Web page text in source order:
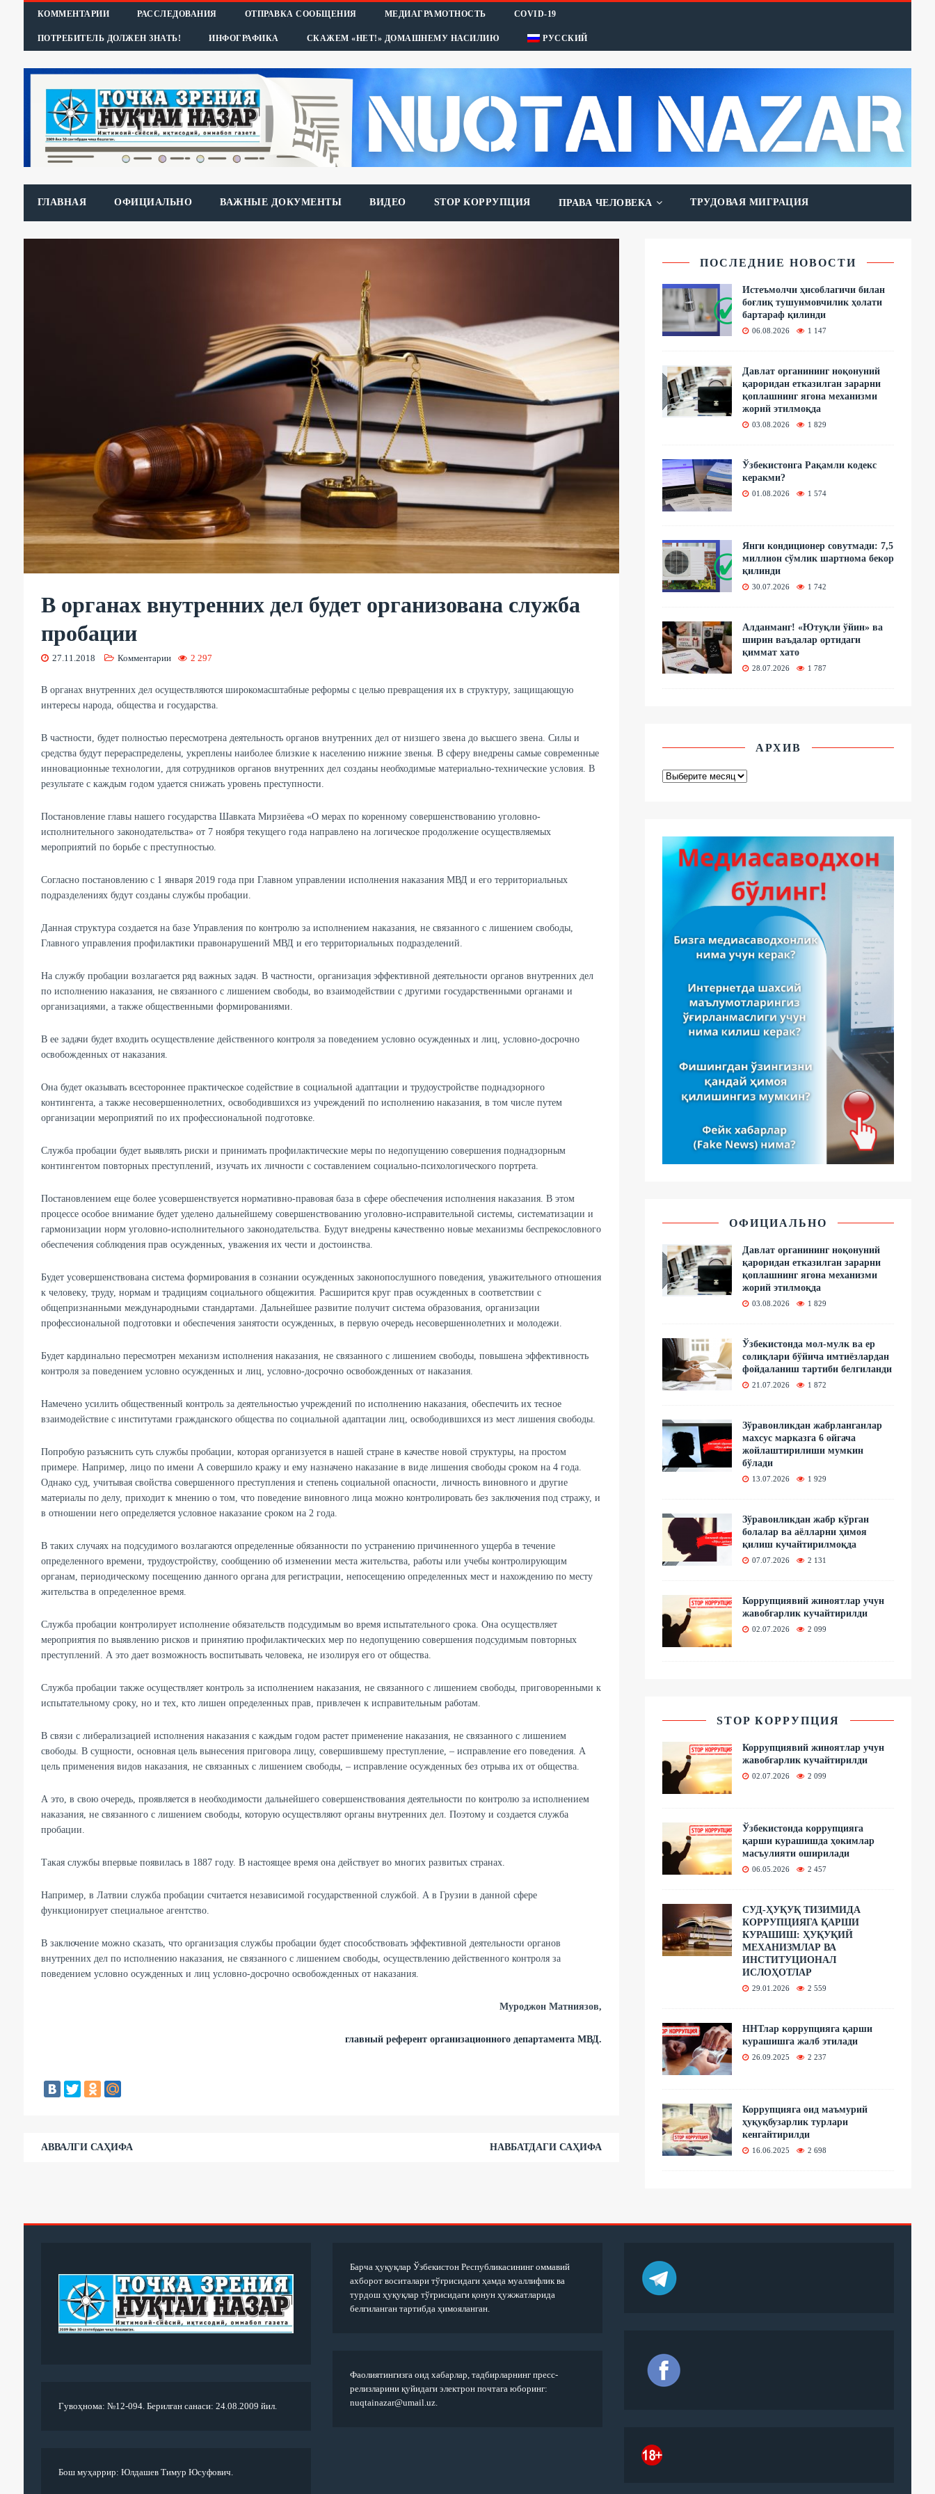
КОММЕНТАРИИ РАССЛЕДОВАНИЯ ОТПРАВКА СООБЩЕНИЯ МЕДИАГРАМОТНОСТЬ COVID-19
ПОТРЕБИТЕЛЬ ДОЛЖЕН ЗНАТЬ! ИНФОГРАФИКА СКАЖЕМ «НЕТ!» ДОМАШНЕМУ НАСИЛИЮ РУССКИЙ
ГЛАВНАЯ ОФИЦИАЛЬНО ВАЖНЫЕ ДОКУМЕНТЫ ВИДЕО STOP КОРРУПЦИЯ ПРАВА ЧЕЛОВЕКА ТРУДОВАЯ МИГРАЦИЯ
В органах внутренних дел будет организована служба
пробации
27.11.2018 Комментарии 2 297
В органах внутренних дел осуществляются широкомасштабные реформы с целью превращения их в структуру, защищающую
интересы народа, общества и государства.
В частности, будет полностью пересмотрена деятельность органов внутренних дел от низшего звена до высшего звена. Силы и
средства будут перераспределены, укреплены наиболее близкие к населению нижние звенья. В сферу внедрены самые современные
инновационные технологии, для сотрудников органов внутренних дел созданы необходимые материально-технические условия. В
результате с каждым годом удается снижать уровень преступности.
Постановление главы нашего государства Шавката Мирзиёева «О мерах по коренному совершенствованию уголовно-
исполнительного законодательства» от 7 ноября текущего года направлено на логическое продолжение осуществляемых
мероприятий по борьбе с преступностью.
Согласно постановлению с 1 января 2019 года при Главном управлении исполнения наказания МВД и его территориальных
подразделениях будут созданы службы пробации.
Данная структура создается на базе Управления по контролю за исполнением наказания, не связанного с лишением свободы,
Главного управления профилактики правонарушений МВД и его территориальных подразделений.
На службу пробации возлагается ряд важных задач. В частности, организация эффективной деятельности органов внутренних дел
по исполнению наказания, не связанного с лишением свободы, во взаимодействии с другими государственными органами и
организациями, а также общественными формированиями.
В ее задачи будет входить осуществление действенного контроля за поведением условно осужденных и лиц, условно-досрочно
освобожденных от наказания.
Она будет оказывать всестороннее практическое содействие в социальной адаптации и трудоустройстве поднадзорного
контингента, а также несовершеннолетних, освободившихся из учреждений по исполнению наказания, в том числе путем
организации мероприятий по их профессиональной подготовке.
Служба пробации будет выявлять риски и принимать профилактические меры по недопущению совершения поднадзорным
контингентом повторных преступлений, изучать их личности с составлением социально-психологического портрета.
Постановлением еще более усовершенствуется нормативно-правовая база в сфере обеспечения исполнения наказания. В этом
процессе особое внимание будет уделено дальнейшему совершенствованию уголовно-исправительной системы, систематизации и
гармонизации норм уголовно-исполнительного законодательства. Будут внедрены качественно новые механизмы беспрекословного
обеспечения соблюдения прав осужденных, уважения их чести и достоинства.
Будет усовершенствована система формирования в сознании осужденных законопослушного поведения, уважительного отношения
к человеку, труду, нормам и традициям социального общежития. Расширится круг прав осужденных в соответствии с
общепризнанными международными стандартами. Дальнейшее развитие получит система образования, организации
профессиональной подготовки и обеспечения занятости осужденных, в первую очередь несовершеннолетних и молодежи.
Будет кардинально пересмотрен механизм исполнения наказания, не связанного с лишением свободы, повышена эффективность
контроля за поведением условно осужденных и лиц, условно-досрочно освобожденных от наказания.
Намечено усилить общественный контроль за деятельностью учреждений по исполнению наказания, обеспечить их тесное
взаимодействие с институтами гражданского общества по социальной адаптации лиц, освободившихся из мест лишения свободы.
Попробую разъяснить суть службы пробации, которая организуется в нашей стране в качестве новой структуры, на простом
примере. Например, лицо по имени А совершило кражу и ему назначено наказание в виде лишения свободы сроком на 4 года.
Однако суд, учитывая свойства совершенного преступления и степень социальной опасности, личность виновного и другие
материалы по делу, приходит к мнению о том, что поведение виновного лица можно контролировать без заключения под стражу, и
в отношении него определяется условное наказание сроком на 2 года.
В таких случаях на подсудимого возлагаются определенные обязанности по устранению причиненного ущерба в течение
определенного времени, трудоустройству, сообщению об изменении места жительства, работы или учебы контролирующим
органам, периодическому посещению данного органа для регистрации, непосещению определенных мест и нахождению по месту
жительства в определенное время.
Служба пробации контролирует исполнение обязательств подсудимым во время испытательного срока. Она осуществляет
мероприятия по выявлению рисков и принятию профилактических мер по недопущению совершения подсудимым повторных
преступлений. А это дает возможность воспитывать человека, не изолируя его от общества.
Служба пробации также осуществляет контроль за исполнением наказания, не связанного с лишением свободы, приговоренными к
испытательному сроку, но и тех, кто лишен определенных прав, привлечен к исправительным работам.
В связи с либерализацией исполнения наказания с каждым годом растет применение наказания, не связанного с лишением
свободы. В сущности, основная цель вынесения приговора лицу, совершившему преступление, – исправление его поведения. А
цель применения видов наказания, не связанных с лишением свободы, – исправление осужденных без отрыва их от общества.
А это, в свою очередь, проявляется в необходимости дальнейшего совершенствования деятельности по контролю за исполнением
наказания, не связанного с лишением свободы, которую осуществляют органы внутренних дел. Поэтому и создается служба
пробации.
Такая службы впервые появилась в 1887 году. В настоящее время она действует во многих развитых странах.
Например, в Латвии служба пробации считается независимой государственной службой. А в Грузии в данной сфере
функционирует специальное агентство.
В заключение можно сказать, что организация службы пробации будет способствовать эффективной деятельности органов
внутренних дел по исполнению наказания, не связанного с лишением свободы, осуществлению действенного контроля за
поведением условно осужденных и лиц условно-досрочно освобожденных от наказания.
Муроджон Матниязов,
главный референт организационного департамента МВД.
АВВАЛГИ САҲИФА НАВБАТДАГИ САҲИФА
ПОСЛЕДНИЕ НОВОСТИ
Истеъмолчи ҳисоблагичи билан
боғлиқ тушунмовчилик ҳолати
бартараф қилинди
06.08.2026 1 147
Давлат органининг ноқонуний
қароридан етказилган зарарни
қоплашнинг ягона механизми
жорий этилмоқда
03.08.2026 1 829
Ўзбекистонга Рақамли кодекс
керакми?
01.08.2026 1 574
Янги кондиционер совутмади: 7,5
миллион сўмлик шартнома бекор
қилинди
30.07.2026 1 742
Алданманг! «Ютуқли ўйин» ва
ширин ваъдалар ортидаги
қиммат хато
28.07.2026 1 787
АРХИВ
ОФИЦИАЛЬНО
Давлат органининг ноқонуний
қароридан етказилган зарарни
қоплашнинг ягона механизми
жорий этилмоқда
03.08.2026 1 829
Ўзбекистонда мол-мулк ва ер
солиқлари бўйича имтиёзлардан
фойдаланиш тартиби белгиланди
21.07.2026 1 872
Зўравонликдан жабрланганлар
махсус марказга 6 ойгача
жойлаштирилиши мумкин
бўлади
13.07.2026 1 929
Зўравонликдан жабр кўрган
болалар ва аёлларни ҳимоя
қилиш кучайтирилмоқда
07.07.2026 2 131
Коррупциявий жиноятлар учун
жавобгарлик кучайтирилди
02.07.2026 2 099
STOP КОРРУПЦИЯ
Коррупциявий жиноятлар учун
жавобгарлик кучайтирилди
02.07.2026 2 099
Ўзбекистонда коррупцияга
қарши курашишда ҳокимлар
масъулияти оширилади
06.05.2026 2 457
СУД-ҲУҚУҚ ТИЗИМИДА
КОРРУПЦИЯГА ҚАРШИ
КУРАШИШ: ҲУҚУҚИЙ
МЕХАНИЗМЛАР ВА
ИНСТИТУЦИОНАЛ
ИСЛОҲОТЛАР
29.01.2026 2 559
ННТлар коррупцияга қарши
курашишга жалб этилади
26.09.2025 2 237
Коррупцияга оид маъмурий
ҳуқуқбузарлик турлари
кенгайтирилди
16.06.2025 2 698
Гувоҳнома: №12-094. Берилган санаси: 24.08.2009 йил.
Бош муҳаррир: Юлдашев Тимур Юсуфович.
Барча ҳуқуқлар Ўзбекистон Республикасининг оммавий
ахборот воситалари тўғрисидаги ҳамда муаллифлик ва
турдош ҳуқуқлар тўғрисидаги қонун ҳужжатларида
белгиланган тартибда ҳимояланган.
Фаолиятингизга оид хабарлар, тадбирларнинг пресс-
релизларини қуйидаги электрон почтага юборинг:
nuqtainazar@umail.uz.